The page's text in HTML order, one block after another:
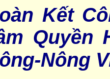
Kết
Quyền
Nông